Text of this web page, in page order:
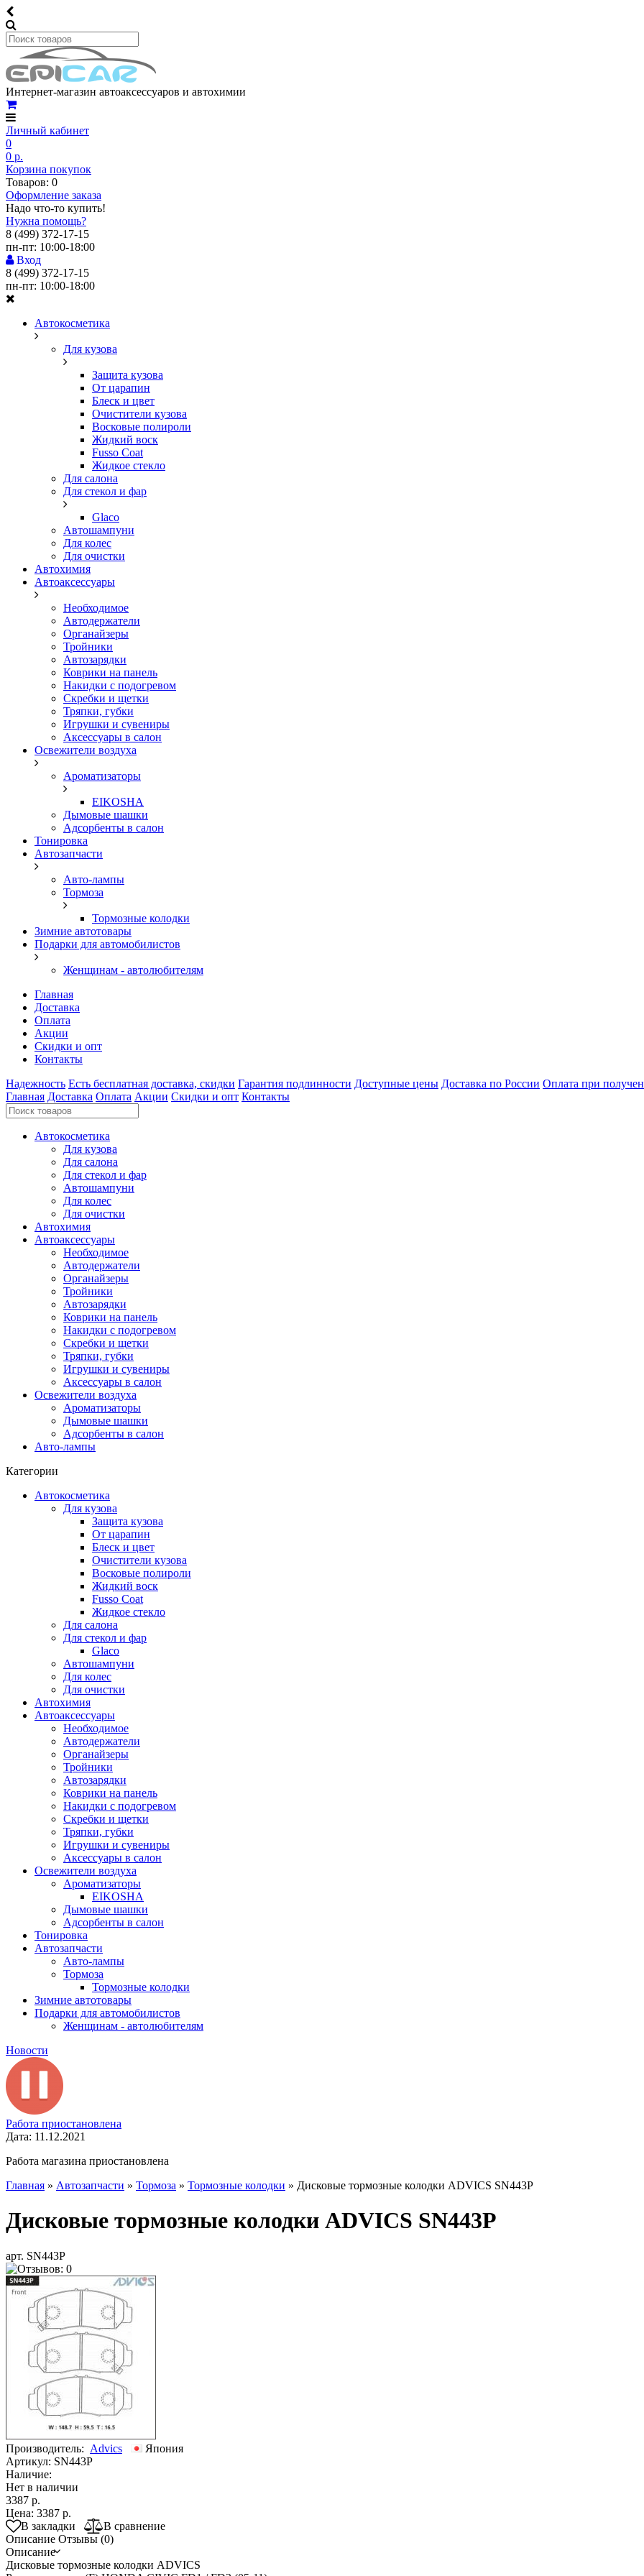
Интернет-магазин автоаксессуаров и автохимии
Личный кабинет
0
0 р.
Корзина покупок
Товаров: 0
Оформление заказа
Надо что-то купить!
Нужна помощь?
8 (499) 372-17-15
пн-пт: 10:00-18:00
Вход
8 (499) 372-17-15
пн-пт: 10:00-18:00
Автокосметика
Для кузова
Защита кузова
От царапин
Блеск и цвет
Очистители кузова
Восковые полироли
Жидкий воск
Fusso Coat
Жидкое стекло
Для салона
Для стекол и фар
Glaco
Автошампуни
Для колес
Для очистки
Автохимия
Автоаксессуары
Необходимое
Автодержатели
Органайзеры
Тройники
Автозарядки
Коврики на панель
Накидки с подогревом
Скребки и щетки
Тряпки, губки
Игрушки и сувениры
Аксессуары в салон
Освежители воздуха
Ароматизаторы
EIKOSHA
Дымовые шашки
Адсорбенты в салон
Тонировка
Автозапчасти
Авто-лампы
Тормоза
Тормозные колодки
Зимние автотовары
Подарки для автомобилистов
Женщинам - автолюбителям
Главная
Доставка
Оплата
Акции
Скидки и опт
Контакты
Надежность Есть бесплатная доставка, скидки Гарантия подлинности Доступные цены Доставка по России Оплата при
Главная Доставка Оплата Акции Скидки и опт Контакты
Автокосметика
Для кузова
Для салона
Для стекол и фар
Автошампуни
Для колес
Для очистки
Автохимия
Автоаксессуары
Необходимое
Автодержатели
Органайзеры
Тройники
Автозарядки
Коврики на панель
Накидки с подогревом
Скребки и щетки
Тряпки, губки
Игрушки и сувениры
Аксессуары в салон
Освежители воздуха
Ароматизаторы
Дымовые шашки
Адсорбенты в салон
Авто-лампы
Категории
Автокосметика
Для кузова
Защита кузова
От царапин
Блеск и цвет
Очистители кузова
Восковые полироли
Жидкий воск
Fusso Coat
Жидкое стекло
Для салона
Для стекол и фар
Glaco
Автошампуни
Для колес
Для очистки
Автохимия
Автоаксессуары
Необходимое
Автодержатели
Органайзеры
Тройники
Автозарядки
Коврики на панель
Накидки с подогревом
Скребки и щетки
Тряпки, губки
Игрушки и сувениры
Аксессуары в салон
Освежители воздуха
Ароматизаторы
EIKOSHA
Дымовые шашки
Адсорбенты в салон
Тонировка
Автозапчасти
Авто-лампы
Тормоза
Тормозные колодки
Зимние автотовары
Подарки для автомобилистов
Женщинам - автолюбителям
Новости
Работа приостановлена
Дата: 11.12.2021
Работа магазина приостановлена
Главная » Автозапчасти » Тормоза » Тормозные колодки » Дисковые тормозные колодки ADVICS SN443P
Дисковые тормозные колодки ADVICS SN443P
арт. SN443P
Производитель: Advics
Япония
Артикул: SN443P
Наличие:
Нет в наличии
3387 р.
Цена: 3387 р.
В закладки
В сравнение
Описание Отзывы (0)
Описание
Дисковые тормозные колодки ADVICS